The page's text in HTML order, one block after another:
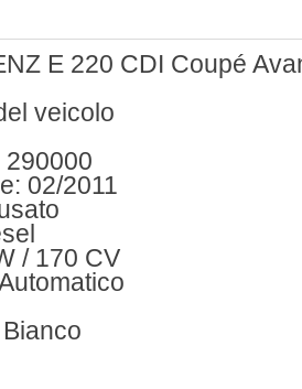
E 220 CDI Coupé
veicolo
290000
02/2011
/ 170 CV